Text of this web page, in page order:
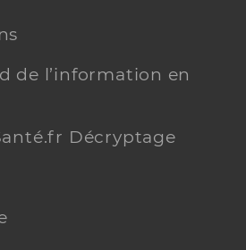
de l’information en
Décryptage